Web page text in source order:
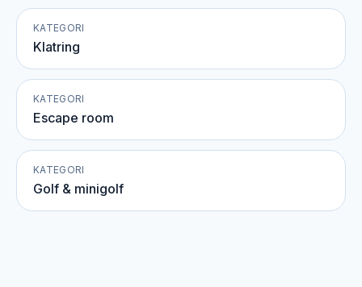
KATEGORI
Klatring
KATEGORI
Escape room
KATEGORI
Golf & minigolf